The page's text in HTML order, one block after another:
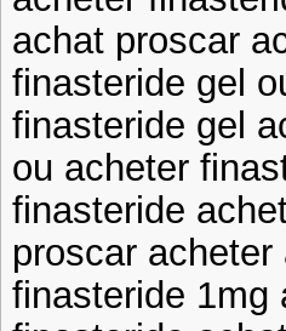
achat proscar
finasteride gel
finasteride gel
ou acheter
finasteride
proscar
finasteride 1mg